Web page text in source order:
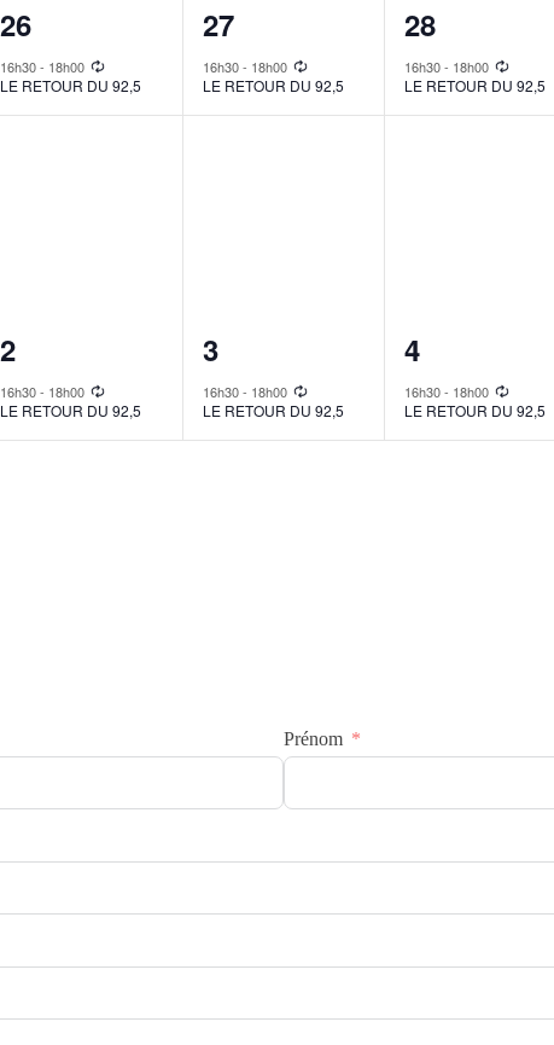
1
event,
26
16h30- 18h00
LE RETOUR DU 92,5
1
event,
27
16h30- 18h00
LE RETOUR DU 92,5
1
event,
28
16h30- 18h00
LE RETOUR DU 92,5
1
event,
2
16h30- 18h00
LE RETOUR DU 92,5
1
event,
3
16h30- 18h00
LE RETOUR DU 92,5
1
event,
4
16h30- 18h00
LE RETOUR DU 92,5
Prénom